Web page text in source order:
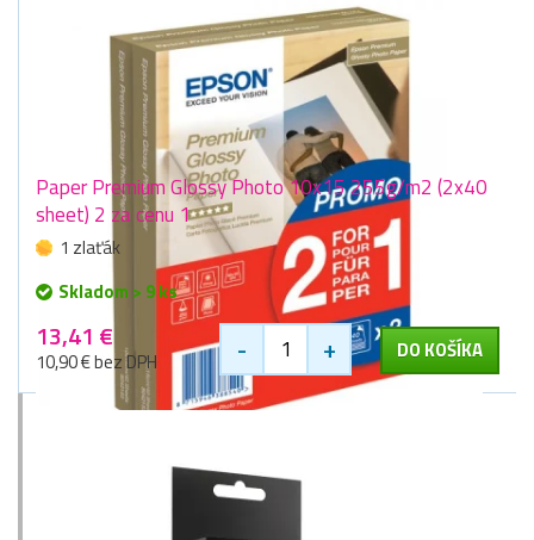
Paper Premium Glossy Photo 10x15 255g/m2 (2x40
sheet) 2 za cenu 1
1 zlaťák
Skladom > 9 ks
13,41 €
10,90 € bez DPH - + DO KOŠÍKA